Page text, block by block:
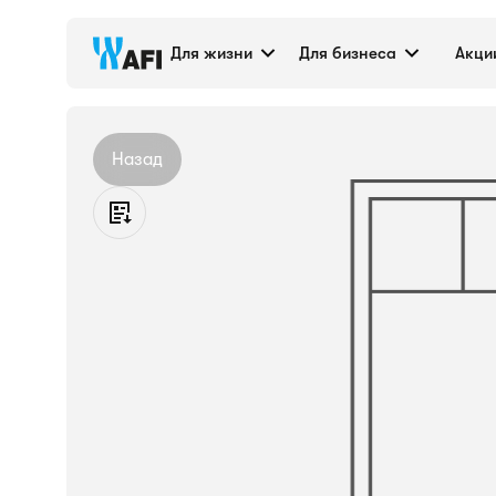
Для жизни Для бизнеса
Кладовое
Назад